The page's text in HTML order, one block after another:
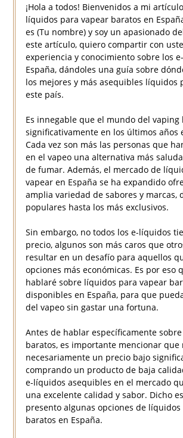
¡Hola a todos! Bienvenidos a mi
líquidos para vapear baratos en
es (Tu nombre) y soy un apasionado
este artículo, quiero compartir con
experiencia y conocimiento sobre los
España, dándoles una guía sobre
los mejores y más asequibles líquidos
este país.
Es innegable que el mundo del vaping
significativamente en los últimos años
Cada vez son más las personas que
en el vapeo una alternativa más
de fumar. Además, el mercado de
vapear en España se ha expandido
amplia variedad de sabores y marcas,
populares hasta los más exclusivos.
Sin embargo, no todos los e-líquidos
precio, algunos son más caros que
resultar en un desafío para aquellos
opciones más económicas. Es por eso
hablaré sobre líquidos para vapear
disponibles en España, para que
del vapeo sin gastar una fortuna.
Antes de hablar específicamente
baratos, es importante mencionar que
necesariamente un precio bajo
comprando un producto de baja
e-líquidos asequibles en el mercado
una excelente calidad y sabor. Dicho
presento algunas opciones de
baratos en España.